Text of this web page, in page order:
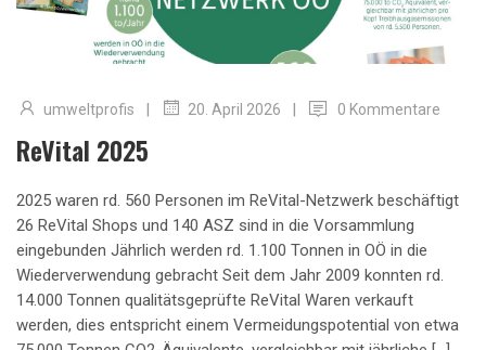
umweltprofis | 20. April 2026 | 0 Kommentare
ReVital 2025
2025 waren rd. 560 Personen im ReVital-Netzwerk beschäftigt
26 ReVital Shops und 140 ASZ sind in die Vorsammlung
eingebunden Jährlich werden rd. 1.100 Tonnen in OÖ in die
Wiederverwendung gebracht Seit dem Jahr 2009 konnten rd.
14.000 Tonnen qualitätsgeprüfte ReVital Waren verkauft
werden, dies entspricht einem Vermeidungspotential von etwa